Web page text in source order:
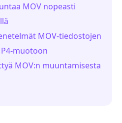
MOV nopeasti
MOV-tiedostojen
muotoon
MOV:n muuntamisesta